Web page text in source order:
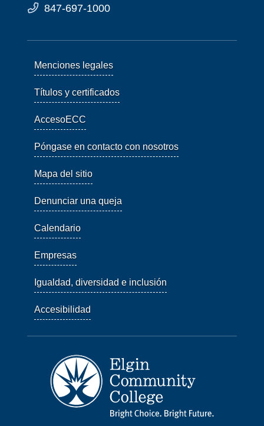
847-697-1000
Menciones legales
Títulos y certificados
AccesoECC
Póngase en contacto con nosotros
Mapa del sitio
Denunciar una queja
Calendario
Empresas
Igualdad, diversidad e inclusión
Accesibilidad